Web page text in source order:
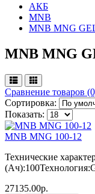
АКБ
MNB
MNB MNG
MNB MNG
Сравнение товаров
Сортировка:
Показать:
MNB MNG 100-12
Технические
27135.00р.